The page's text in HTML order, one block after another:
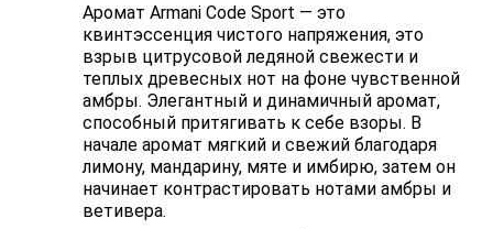
Аромат Armani Code Sport — это
квинтэссенция чистого напряжения, это
взрыв цитрусовой ледяной свежести и
теплых древесных нот на фоне чувственной
амбры. Элегантный и динамичный аромат,
способный притягивать к себе взоры. В
начале аромат мягкий и свежий благодаря
лимону, мандарину, мяте и имбирю, затем он
начинает контрастировать нотами амбры и
ветивера.